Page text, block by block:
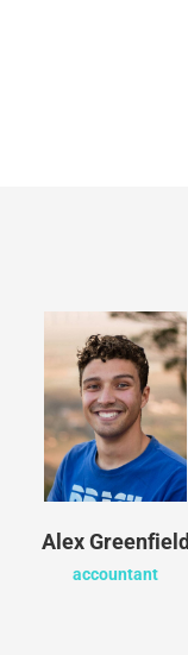
Alex Greenfield
accountant